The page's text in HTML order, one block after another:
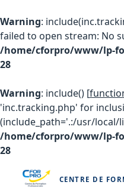
Warning:
failed to open stream: No
/home/cforpro/www/lp-
28
Warning: include() [
'inc.tracking.php' for
(include_path='.:/usr/local/
/home/cforpro/www/lp-
28
CENTRE DE